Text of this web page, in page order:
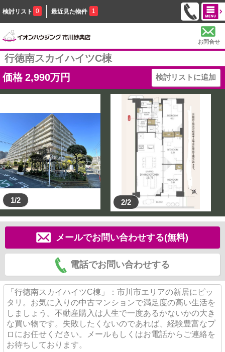
検討リスト 0 最近見た物件 1
お問合せ
行徳南スカイハイツC棟
価格 2,990万円 検討リストに追加
1/2 2/2
メールでお問い合わせする(無料)
電話でお問い合わせする
「行徳南スカイハイツC棟」：市川市エリアの新居にピッ
タリ。お気に入りの中古マンションで満足度の高い生活を
しましょう。不動産購入は人生で一度あるかないかの大き
な買い物です。失敗したくないのであれば、経験豊富なプ
ロにお任せください。メールもしくはお電話からご連絡を
お待ちしております。